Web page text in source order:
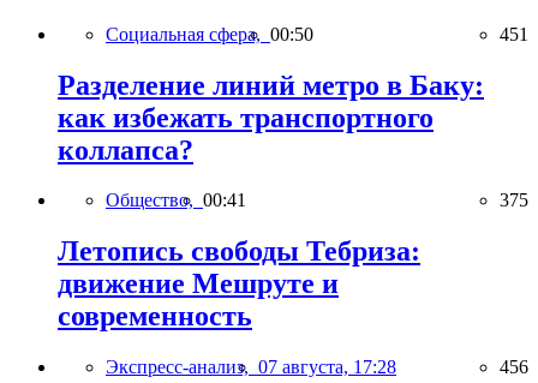
Социальная сфера, 00:50 451
Разделение линий метро в Баку:
как избежать транспортного
коллапса?
Общество, 00:41 375
Летопись свободы Тебриза:
движение Мешруте и
современность
Экспресс-анализ, 07 августа, 17:28 456